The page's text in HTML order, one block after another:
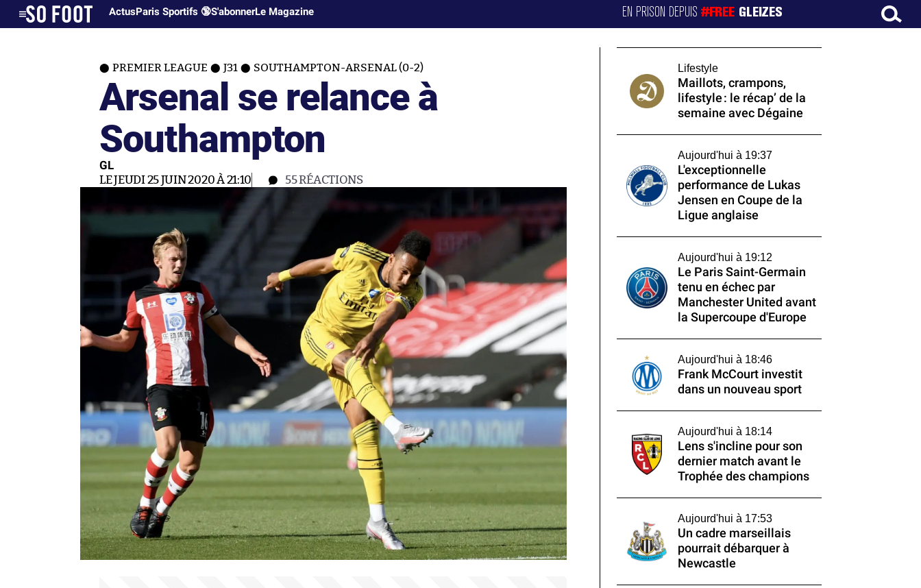
ActusParis Sportifs 🔞S'abonnerLe Magazine EN PRISON DEPUIS#FREE GLEIZES
PREMIER LEAGUE J31 SOUTHAMPTON-ARSENAL (0-2)
Arsenal se relance à
Southampton
GL
LE JEUDI 25 JUIN 2020 À 21:10 55RÉACTIONS
Lifestyle
Maillots, crampons,
lifestyle : le récap’ de la
semaine avec Dégaine
Aujourd'hui à 19:37
L'exceptionnelle
performance de Lukas
Jensen en Coupe de la
Ligue anglaise
Aujourd'hui à 19:12
Le Paris Saint-Germain
tenu en échec par
Manchester United avant
la Supercoupe d'Europe
Aujourd'hui à 18:46
Frank McCourt investit
dans un nouveau sport
Aujourd'hui à 18:14
Lens s'incline pour son
dernier match avant le
Trophée des champions
Aujourd'hui à 17:53
Un cadre marseillais
pourrait débarquer à
Newcastle